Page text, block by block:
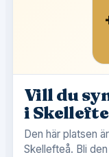
Vill du
i
Den här platsen
Skellefteå. Bli